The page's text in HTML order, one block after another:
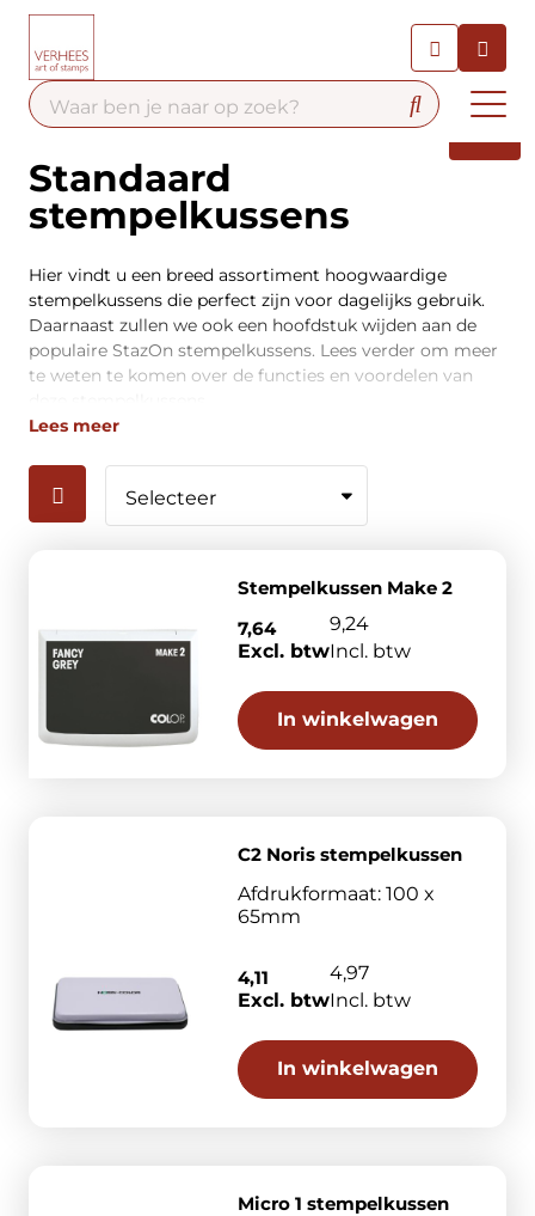
Contact
Standaard
stempelkussens
Hier vindt u een breed assortiment hoogwaardige
stempelkussens die perfect zijn voor dagelijks gebruik.
Daarnaast zullen we ook een hoofdstuk wijden aan de
populaire StazOn stempelkussens. Lees verder om meer
te weten te komen over de functies en voordelen van
Lees meer
Stempelkussen Make 2
7,64
Excl. btw
9,24
Incl. btw
In winkelwagen
C2 Noris stempelkussen
Afdrukformaat: 100 x
65mm
4,11
Excl. btw
4,97
Incl. btw
In winkelwagen
Micro 1 stempelkussen